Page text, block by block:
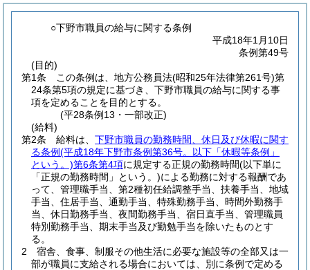
○下野市職員の給与に関する条例
平成18年1月10日
条例第49号
(目的)
第1条
この条例は、地方公務員法(昭和25年法律第261号)第
24条第5項の規定に基づき、下野市職員の給与に関する事
項を定めることを目的とする。
(平28条例13・一部改正)
(給料)
第2条
給料は、 下野市職員の勤務時間、休日及び休暇に関す
る条例(平成18年下野市条例第36号。以下「休暇等条例」
という。)第6条第4項に規定する正規の勤務時間(以下単に
「正規の勤務時間」という。)による勤務に対する報酬であ
って、管理職手当、第2種初任給調整手当、扶養手当、地域
手当、住居手当、通勤手当、特殊勤務手当、時間外勤務手
当、休日勤務手当、夜間勤務手当、宿日直手当、管理職員
特別勤務手当、期末手当及び勤勉手当を除いたものとす
る。
2
宿舎、食事、制服その他生活に必要な施設等の全部又は一
部が職員に支給される場合においては、別に条例で定める